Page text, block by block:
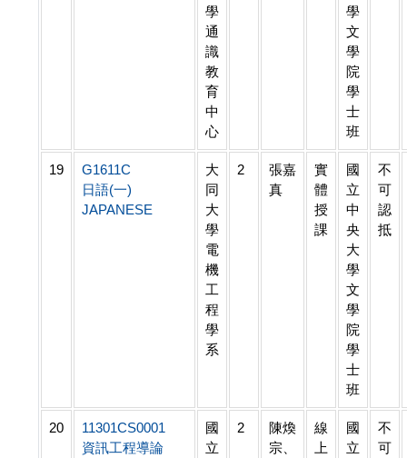
學
通
識
教
育
中
心
學
文
學
院
學
士
班
19
G1611C
日語(一)
JAPANESE
大
同
大
學
電
機
工
程
學
系
2
張嘉
真
實
體
授
課
國
立
中
央
大
學
文
學
院
學
士
班
不
可
認
抵
20
11301CS0001
資訊工程導論
國
立
2
陳煥
宗、
線
上
國
立
不
可